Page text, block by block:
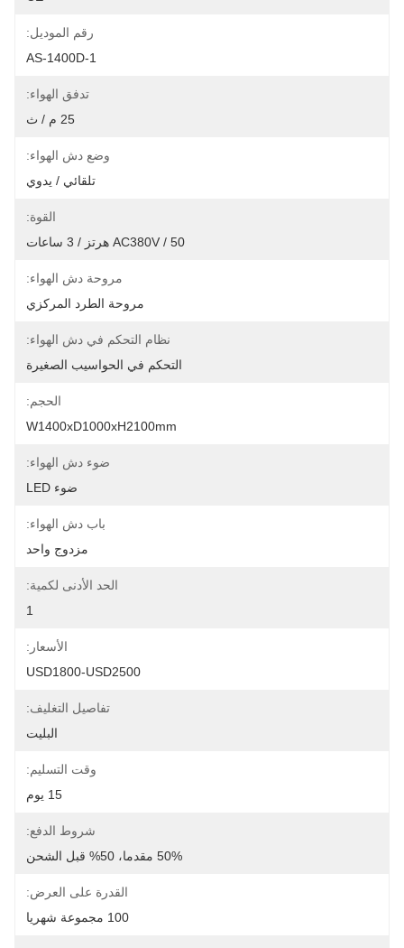
رقم الموديل:
AS-1400D-1
تدفق الهواء:
25 م / ث
وضع دش الهواء:
تلقائي / يدوي
القوة:
AC380V / 50 هرتز / 3 ساعات
مروحة دش الهواء:
مروحة الطرد المركزي
نظام التحكم في دش الهواء:
التحكم في الحواسيب الصغيرة
الحجم:
W1400xD1000xH2100mm
ضوء دش الهواء:
ضوء LED
باب دش الهواء:
مزدوج واحد
الحد الأدنى لكمية:
1
الأسعار:
USD1800-USD2500
تفاصيل التغليف:
البليت
وقت التسليم:
15 يوم
شروط الدفع:
50% مقدما، 50% قبل الشحن
القدرة على العرض:
100 مجموعة شهريا